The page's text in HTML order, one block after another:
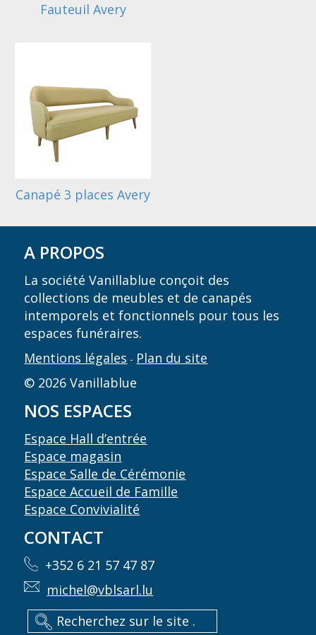
Fauteuil Avery
Canapé 3 places Avery
A PROPOS
La société Vanillablue conçoit des
collections de meubles et de canapés
intemporels et fonctionnels pour tous les
espaces funéraires.
Mentions légales - Plan du site
© 2026 Vanillablue
NOS ESPACES
Espace Hall d’entrée
Espace magasin
Espace Salle de Cérémonie
Espace Accueil de Famille
Espace Convivialité
CONTACT
+352 6 21 57 47 87
michel@vblsarl.lu